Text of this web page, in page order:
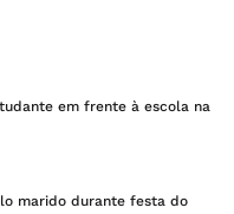
em frente à escola na
marido durante festa do